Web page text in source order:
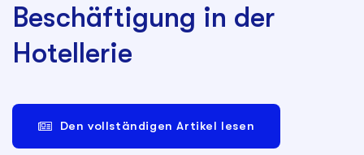
Beschäftigung in der
Hotellerie
Den vollständigen Artikel lesen